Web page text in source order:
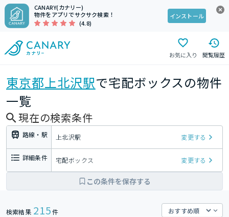
CANARY(カナリー)
物件をアプリでサクサク検索！
(4.8)
インストール
お気に入り 閲覧履歴
東京都上北沢駅で宅配ボックスの物件
一覧
現在の検索条件
路線・駅 上北沢駅 変更する
詳細条件 宅配ボックス 変更する
この条件を保存する
検索結果 215件